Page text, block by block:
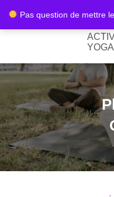
Pas question de mettre
YOGA